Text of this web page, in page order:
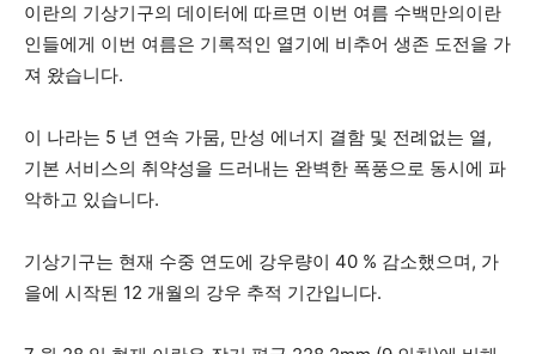
이란의 기상기구의 데이터에 따르면 이번 여름 수백만의이란
인들에게 이번 여름은 기록적인 열기에 비추어 생존 도전을 가
져 왔습니다.
이 나라는 5 년 연속 가뭄, 만성 에너지 결함 및 전례없는 열,
기본 서비스의 취약성을 드러내는 완벽한 폭풍으로 동시에 파
악하고 있습니다.
기상기구는 현재 수중 연도에 강우량이 40 % 감소했으며, 가
을에 시작된 12 개월의 강우 추적 기간입니다.